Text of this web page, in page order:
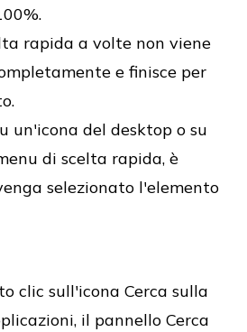
rapida a volte non viene
e finisce per
un'icona del desktop o su
di scelta rapida, è
selezionato l'elemento
clic sull'icona Cerca sulla
il pannello Cerca